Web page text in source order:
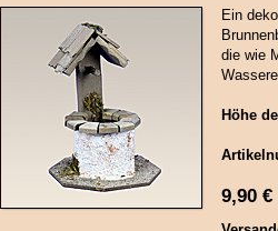
Ein
die wie
Höhe
9,90 €